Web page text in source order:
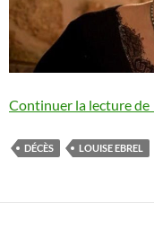
Continuer la lecture de
DÉCÈS LOUISE EBREL